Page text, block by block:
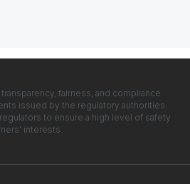
fairness, and compliance
issued by the regulatory authorities.
to ensure a high level of safety
interests.